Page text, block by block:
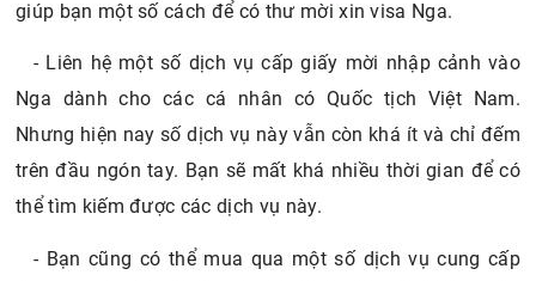
giúp bạn một số cách để có thư mời xin visa Nga.
- Liên hệ một số dịch vụ cấp giấy mời nhập cảnh vào
Nga dành cho các cá nhân có Quốc tịch Việt Nam.
Nhưng hiện nay số dịch vụ này vẫn còn khá ít và chỉ đếm
trên đầu ngón tay. Bạn sẽ mất khá nhiều thời gian để có
thể tìm kiếm được các dịch vụ này.
- Bạn cũng có thể mua qua một số dịch vụ cung cấp